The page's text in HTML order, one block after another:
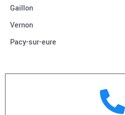
Gaillon
Vernon
Pacy-sur-eure